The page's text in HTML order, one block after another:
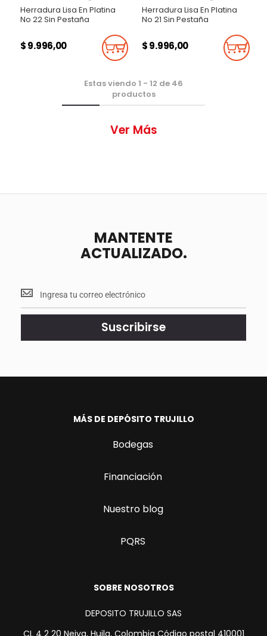
Herradura Lisa En Platina
No 22 Sin Pestaña
$ 9.996,00 Añadir Al Carrito
Herradura Lisa En Platina
No 21 Sin Pestaña
$ 9.996,00
Estas viendo 1 - 12 de 46
productos
Ver Más
MANTENTE
ACTUALIZADO.
Mantente
<br>
actualizado.
Suscribirse
MÁS DE DEPÓSITO TRUJILLO
Bodegas
Financiación
Nuestro blog
PQRS
SOBRE NOSOTROS
DEPOSITO TRUJILLO SAS
CL 4 2 20 Neiva, Huila, Colombia Código postal 410001